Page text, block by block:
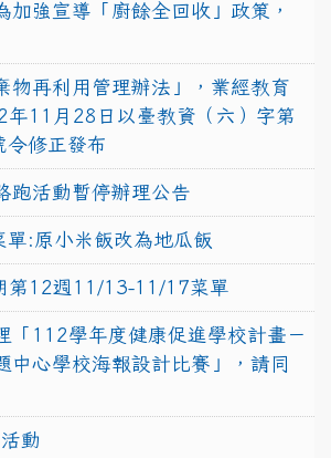
加強宣導「廚餘全回收」政策，
物再利用管理辦法」，業經教育
年11月28日以臺教資（六）字第
修正發布
跑活動暫停辦理公告
:原小米飯改為地瓜飯
第12週11/13-11/17菜單
「112學年度健康促進學校計畫－
中心學校海報設計比賽」，請同
動